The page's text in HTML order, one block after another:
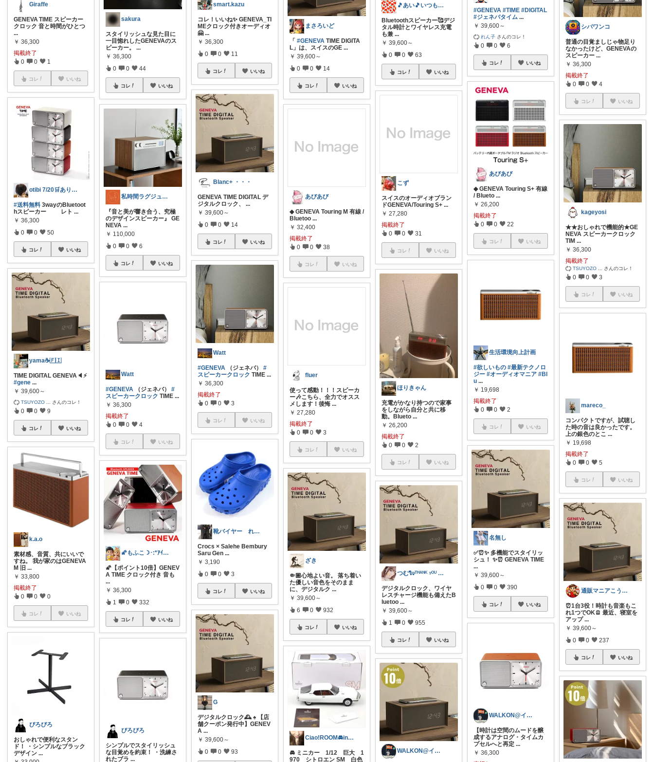
Giraffe
GENEVA TIME スピーカー
クロック 音と時間がひとつ
...
￥ 36,300
掲載終了
0 0 1
コレ いいね
otibi 7/20🛒ありがとう！
#送料無料 3wayのBluetoot
hスピーカー レト ...
￥ 36,300
0 0 50
コレ いいね
yama☕️🇫🇮
TIME DIGITAL GENEVA🔈⚡️
#gene ...
￥ 39,600～
TSUYOZO さんのコレ！
0 0 9
コレ いいね
k.a.o
素材感、音質、共にいいで
すね。 我が家のはGENEVA
M 旧 ...
￥ 33,800
掲載終了
0 0 0
コレ いいね
ぴろぴろ
おしゃれで便利なスタン
ド！ ・シンプルなブラック
デザイン ...
sakura
スタイリッシュな見た目に
一目惚れしたGENEVAのス
ピーカー。
...
￥ 36,300
0 0 44
コレ いいね
私時間ラグジュアリー研究室
『音と美が響き合う、究極
のデザインスピーカー』 GE
NEVA ...
￥ 110,000
0 0 6
コレ いいね
Watt
#GENEVA （ジェネバ）#
スピーカークロック TIME...
￥ 36,300
掲載終了
0 0 4
コレ いいね
🌠もふこ☽･:*ｱｲｺﾝ変更しました♪
🌠【ポイント10倍】GENEV
A TIME クロック付き 音も
...
￥ 36,300
1 0 332
コレ いいね
ぴろぴろ
シンプルでスタイリッシュ
な目覚めを約束！ ・洗練さ
れたブラ ...
smart.kazu
コレ！いいね✨ GENEVA_TI
MEクロック付きオーディオ
🤗 ...
￥ 36,300
0 0 11
コレ いいね
Blanc+ ・・・
GENEVA TIME DIGITAL デ
ジタルクロック、
...
￥ 39,600～
0 0 14
コレ いいね
Watt
#GENEVA （ジェネバ）#
スピーカークロック TIME...
￥ 36,300
掲載終了
0 0 3
コレ いいね
靴バイヤー れるま
Crocs × Salehe Bembury
Saru Gen ...
￥ 3,190
0 0 3
コレ いいね
G
デジタルクロック🕰️ ♠️ 【店
舗クーポン発行中】GENEV
A ...
￥ 39,600～
0 0 93
まさろいど
「#GENEVA TIME DIGITA
L」は、スイスのGE ...
￥ 39,600～
0 0 14
コレ いいね
あびあび
◆ GENEVA Touring M 有線 /
Bluetoo ...
￥ 32,400
掲載終了
0 0 38
コレ いいね
fluer
使って感動！！！スピーカ
ー🎶こちら、全力でオスス
メします！後悔 ...
￥ 27,280
掲載終了
0 0 3
コレ いいね
ざき
🤏🏼心地よい音。 落ち着い
た優しい音色をそのまま
に、デジタルク ...
￥ 39,600～
6 0 932
コレ いいね
Ciao!ROOM🚘in富山
🚘 ミニカー 1/12 巨大 1
970 シトロエン SM 白色
🎵あい🎵いつもありがとうございます
Bluetoothスピーカー🥰デジ
タル時計とワイヤレス充電
も兼 ...
￥ 39,600～
0 0 63
コレ いいね
こず
スイスのオーディオブラン
ドGENEVA/Touring S+...
￥ 27,280
掲載終了
0 0 31
コレ いいね
ほりきゃん
充電がかなり持つので家事
をしながら自分と共に移
動。Blueto ...
￥ 26,200
掲載終了
0 0 2
コレ いいね
つむ🐑ᵀᴴᴬᴺᴷ ᵞᴼᵁ 🌙* :ﾟ
デジタルクロック、ワイヤ
レスチャージ機能も備えたB
luetoo ...
￥ 39,600～
1 0 955
コレ いいね
WALKON@インダストリアル好き建築士
#GENEVA #TIME #DIGITAL
#ジェネバタイム ...
￥ 39,600～
れん子 さんのコレ！
0 0 6
コレ いいね
あびあび
◆ GENEVA Touring S+ 有線
/ Blueto ...
￥ 26,200
掲載終了
0 0 22
コレ いいね
生活環境向上計画
#欲しいもの #最新テクノロ
ジー #オーディオマニア #Bl
u ...
￥ 19,698
掲載終了
0 0 2
コレ いいね
名無し
✅⏰✨ 多機能でスタイリッ
シュ！ ✨⏰ GENEVA TIME
...
￥ 39,600～
0 0 390
コレ いいね
WALKON@インダストリアル好き建築士
【時計は空間のムードを醸
成するアナログ・タイムカ
プセルへと再定 ...
￥ 36,300
シバワンコ
普通の目覚ましじゃ物足り
なかったけど、GENEVAの
スピーカー ...
￥ 36,300
掲載終了
0 0 4
コレ いいね
kageyosi
★★おしゃれで機能的★GE
NEVA スピーカークロック
TIM ...
￥ 36,300
掲載終了
TSUYOZO さんのコレ！
0 0 3
コレ いいね
mareco_
コンパクトですが、試聴し
た時の音は良かったです。
上の銀色のとこ ...
￥ 19,698
掲載終了
0 0 5
コレ いいね
通販マニアこうちゃん🛒
⏰1台3役！時計も音楽もこ
れ1つでOK🪫 最近、寝室を
アップ ...
￥ 39,600～
0 0 237
コレ いいね